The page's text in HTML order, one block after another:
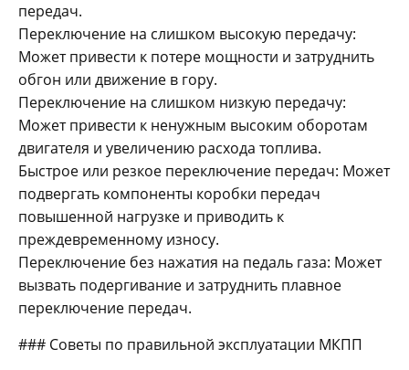
передач.
Переключение на слишком высокую передачу:
Может привести к потере мощности и затруднить
обгон или движение в гору.
Переключение на слишком низкую передачу:
Может привести к ненужным высоким оборотам
двигателя и увеличению расхода топлива.
Быстрое или резкое переключение передач: Может
подвергать компоненты коробки передач
повышенной нагрузке и приводить к
преждевременному износу.
Переключение без нажатия на педаль газа: Может
вызвать подергивание и затруднить плавное
переключение передач.
### Советы по правильной эксплуатации МКПП